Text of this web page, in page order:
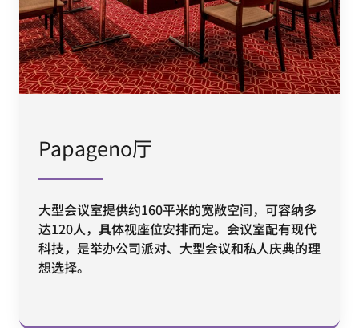
Papageno厅
大型会议室提供约160平米的宽敞空间，可容纳多
达120人，具体视座位安排而定。会议室配有现代
科技，是举办公司派对、大型会议和私人庆典的理
想选择。